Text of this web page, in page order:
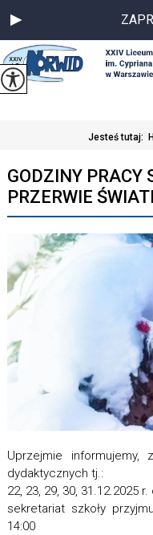
Jesteś tutaj:
GODZINY PRACY
PRZERWIE
Uprzejmie
dydaktycznych tj.:
22, 23, 29, 30, 31.12.2025
sekretariat szkoły
14:00